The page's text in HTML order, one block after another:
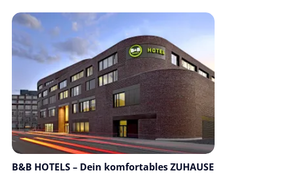
Empfehlung
B&B HOTELS – Dein komfortables ZUHAUSE